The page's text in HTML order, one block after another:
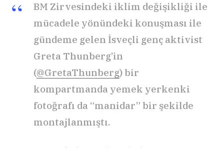
BM Zirvesindeki iklim değişikliği ile
mücadele yönündeki konuşması ile
gündeme gelen İsveçli genç aktivist
Greta Thunberg’in
(@GretaThunberg) bir
kompartmanda yemek yerkenki
fotoğrafı da “manidar” bir şekilde
montajlanmıştı.